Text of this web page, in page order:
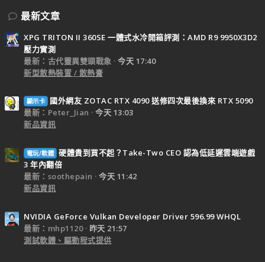
最新文章
XPG TRITON II 360SE 一體式水冷開箱評測：AMD R9 9950X3D2
壓力實測
最新：古代靈異雙頭戰象
今天 17:40
新型散熱裝置 / 散熱膏
顯示卡
國外網友 ZOTAC RTX 4090 送修四次最後換來 RTX 5090
最新：Peter_Jian
今天 13:03
新品資訊
電玩/軟體 硬體貴到買不起？Take-Two CEO 認為低延遲雲端遊戲
3 年內翻倍
最新：soothepain
今天 11:42
新品資訊
NVIDIA GeForce Vulkan Developer Driver 596.99 WHQL
最新：mhp1120
昨天 21:57
測試軟體、驅動程式提供